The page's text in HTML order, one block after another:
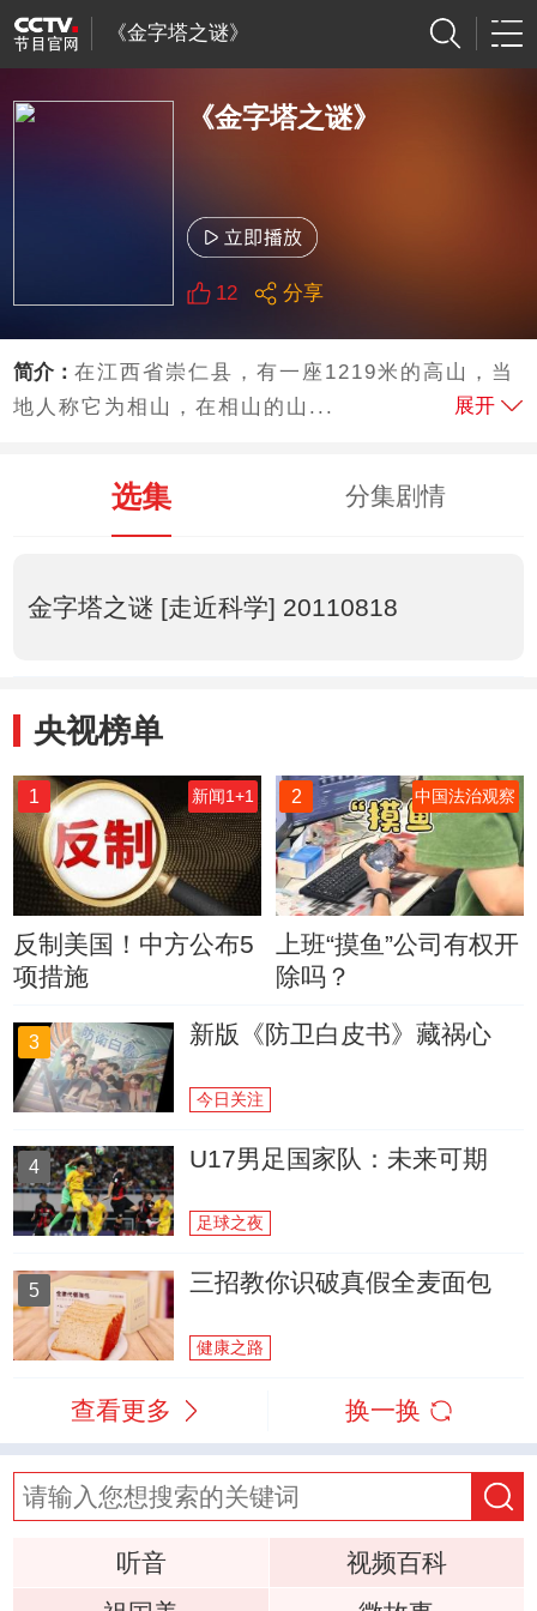
《金字塔之谜》
《金字塔之谜》
12 分享
简介：在江西省崇仁县，有一座1219米的高山，当
地人称它为相山，在相山的山...
展开
选集 分集剧情
金字塔之谜 [走近科学] 20110818
央视榜单
1 新闻1+1
反制美国！中方公布5
项措施
2 中国法治观察
上班“摸鱼”公司有权开
除吗？
3 新版《防卫白皮书》藏祸心
今日关注
4 U17男足国家队：未来可期
足球之夜
5 三招教你识破真假全麦面包
健康之路
查看更多 换一换
听音
视频百科